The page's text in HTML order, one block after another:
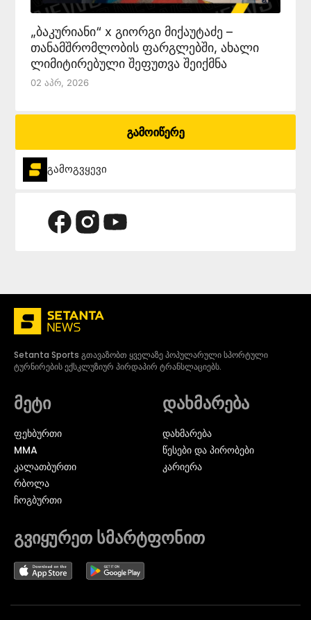
„ბაკურიანი“ x გიორგი მიქაუტაძე –
თანამშრომლობის ფარგლებში, ახალი
ლიმიტირებული შეფუთვა შეიქმნა
02 Აპრ, 2026
გამოიწერე
გამოგვყევი
Setanta Sports გთავაზობთ ყველაზე პოპულარული სპორტული
ტურნირების ექსკლუზიურ პირდაპირ ტრანსლაციებს.
მეტი
ᲤᲔᲮᲑᲣᲠᲗᲘ
MMA
ᲙᲐᲚᲐᲗᲑᲣᲠᲗᲘ
ᲠᲑᲝᲚᲐ
ᲩᲝᲒᲑᲣᲠᲗᲘ
დახმარება
დახმარება
წესები და პირობები
კარიერა
გვიყურეთ სმარტფონით